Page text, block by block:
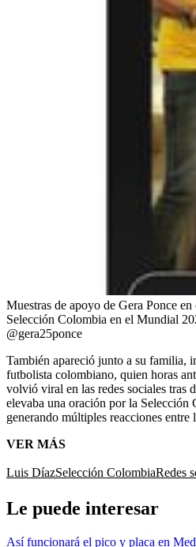
Muestras de apoyo de Gera Ponce
Selección Colombia en el Mundial
@gera25ponce
También apareció junto a su familia,
futbolista colombiano, quien horas
volvió viral en las redes sociales tras
elevaba una oración por la
generando múltiples reacciones entre
VER MÁS
Luis DíazSelección ColombiaRedes
Le puede interesar
Así funcionará el pico y placa en